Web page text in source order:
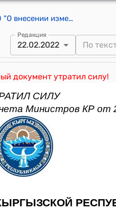
Постановление Правительства КР от 3 марта 2009 года №140 "О внесении изменений в постановление Правительства Кыргызской Республики от 30 декабря 2008 года № 735 "О мерах по реализации требований статей 98, 242, 255, 257, 258, 280, 281, 287 и 295 Налогового кодекса Кыргызской Республики и статьи 11 Закона Кыргызской Республики "О введении в действие Налогового кодекса Кыргызской Республики"
Редакция
22.02.2022
документ утратил силу!